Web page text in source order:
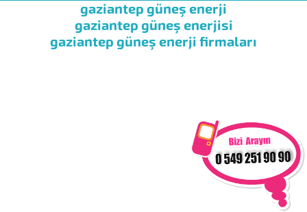
gaziantep güneş enerji
gaziantep güneş enerjisi
gaziantep güneş enerji firmaları